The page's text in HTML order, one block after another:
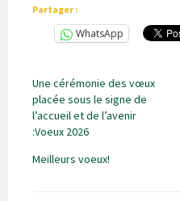
Partager :
WhatsApp
Une cérémonie des vœux
placée sous le signe de
l’accueil et de l’avenir
:Voeux 2026
Meilleurs voeux!